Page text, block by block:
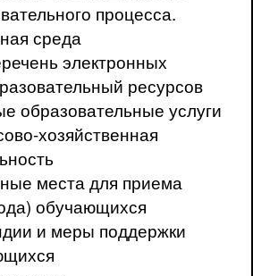
процесса.
среда
электронных
ресурсов
образовательные услуги
хозяйственная
места для приема
обучающихся
и меры поддержки